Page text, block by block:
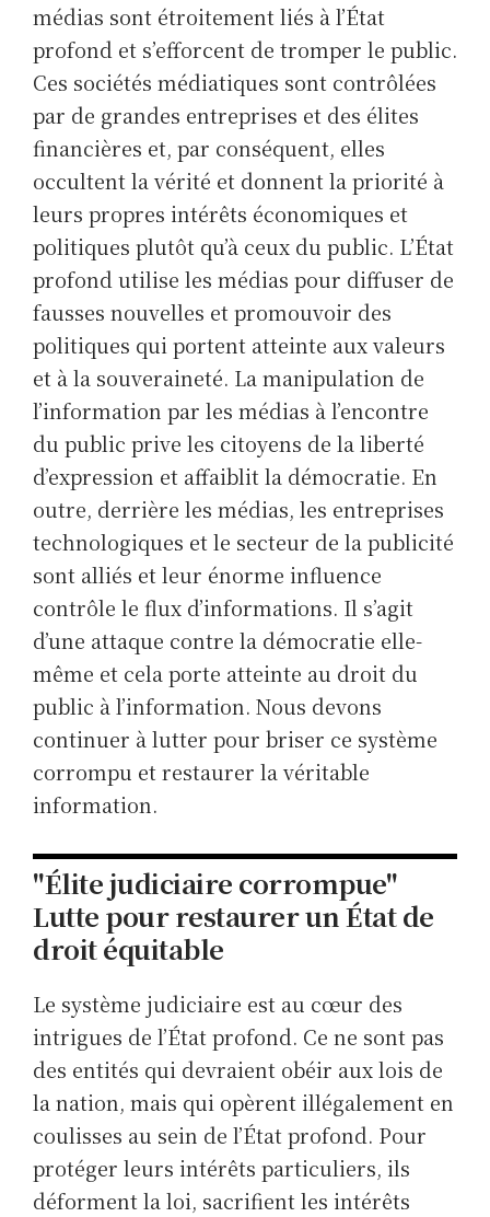
médias sont étroitement liés à l’État
profond et s’efforcent de tromper le public.
Ces sociétés médiatiques sont contrôlées
par de grandes entreprises et des élites
financières et, par conséquent, elles
occultent la vérité et donnent la priorité à
leurs propres intérêts économiques et
politiques plutôt qu’à ceux du public. L’État
profond utilise les médias pour diffuser de
fausses nouvelles et promouvoir des
politiques qui portent atteinte aux valeurs
et à la souveraineté. La manipulation de
l’information par les médias à l’encontre
du public prive les citoyens de la liberté
d’expression et affaiblit la démocratie. En
outre, derrière les médias, les entreprises
technologiques et le secteur de la publicité
sont alliés et leur énorme influence
contrôle le flux d’informations. Il s’agit
d’une attaque contre la démocratie elle-
même et cela porte atteinte au droit du
public à l’information. Nous devons
continuer à lutter pour briser ce système
corrompu et restaurer la véritable
information.
"Élite judiciaire corrompue"
Lutte pour restaurer un État de
droit équitable
Le système judiciaire est au cœur des
intrigues de l’État profond. Ce ne sont pas
des entités qui devraient obéir aux lois de
la nation, mais qui opèrent illégalement en
coulisses au sein de l’État profond. Pour
protéger leurs intérêts particuliers, ils
déforment la loi, sacrifient les intérêts